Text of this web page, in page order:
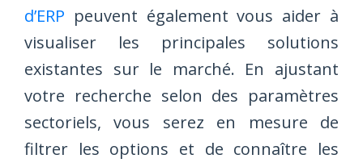
d’ERP peuvent également vous aider à
visualiser les principales solutions
existantes sur le marché. En ajustant
votre recherche selon des paramètres
sectoriels, vous serez en mesure de
filtrer les options et de connaître les